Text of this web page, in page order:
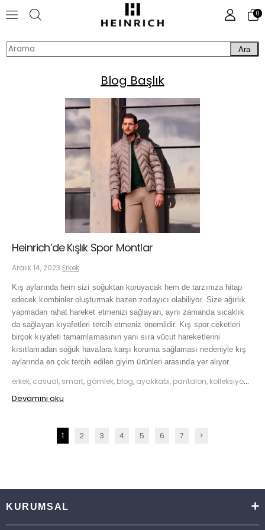
0
Ara
Blog Başlık
Heinrich’de Kışlık Spor Montlar
Aralık 14, 2023 Erkek
Kış aylarında hem sizi soğuktan koruyacak hem de tarzınıza hitap
edecek kombinler oluşturmak bazen zorlayıcı olabiliyor. Size ağırlık
yapmadan rahat hareket etmenizi sağlayan, aynı zamanda sıcaklık
da sağlayan kıyafetleri tercih etmeniz önemlidir. Kış spor ceketleri
birçok kıyafeti tamamlamasının yanı sıra vücut hareketlerini
kısıtlamadan soğuk havalara karşı koruma sağlaması nedeniyle kış
aylarında en çok tercih edilen giyim ürünleri arasında yer alıyor.
erkek, casual, smart, gömlek, blog, ayakkabı, pantalon, kolleksiyon,mont,kış
Devamını oku
1 2 3 4 5 6 7 >
KURUMSAL